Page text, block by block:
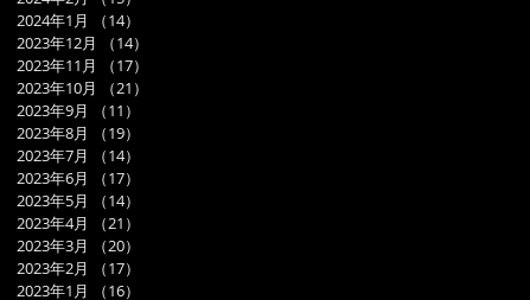
2024年1月
（14）
2023年12月
（14）
2023年11月
（17）
2023年10月
（21）
2023年9月
（11）
2023年8月
（19）
2023年7月
（14）
2023年6月
（17）
2023年5月
（14）
2023年4月
（21）
2023年3月
（20）
2023年2月
（17）
2023年1月
（16）